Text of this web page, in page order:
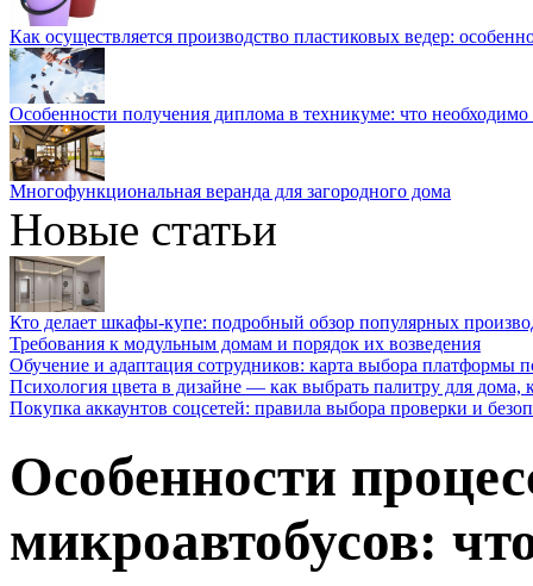
Как осуществляется производство пластиковых ведер:
Особенности получения диплома в техникуме: что необходимо
Многофункциональная веранда для загородного дома
Новые статьи
Кто делает шкафы-купе: подробный обзор популярных
Требования к модульным домам и порядок их возведения
Обучение и адаптация сотрудников: карта выбора платформы
Психология цвета в дизайне — как выбрать палитру для дома,
Покупка аккаунтов соцсетей: правила выбора проверки и
Особенности
микроавтобусов: